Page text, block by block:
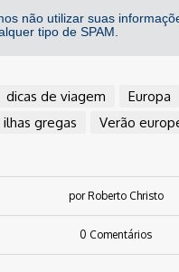
não utilizar suas
tipo de SPAM.
dicas de viagem Europa
ilhas gregas Verão
por Roberto Christo
0 Comentários